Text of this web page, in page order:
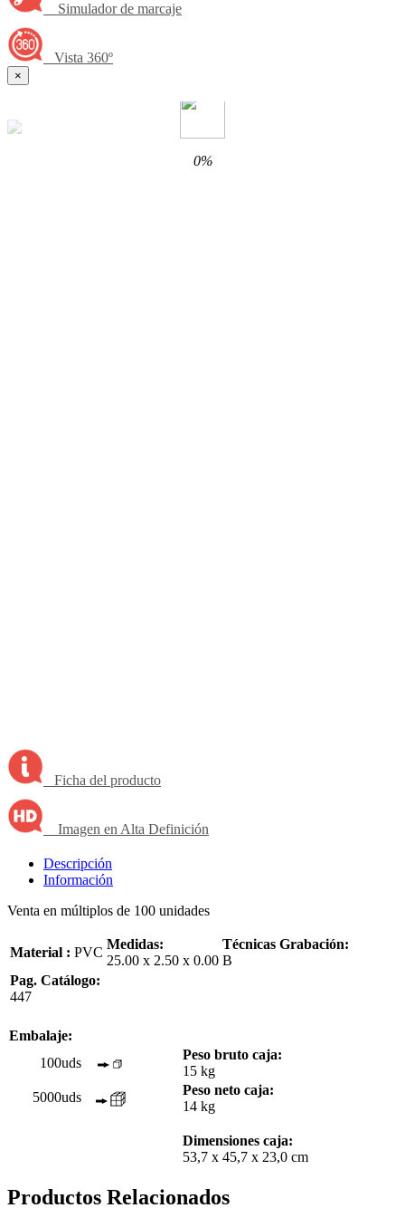
Simulador de marcaje
Vista 360º
×
Ficha del producto
Imagen en Alta Definición
Descripción
Información
Venta en múltiplos de 100 unidades
Material : PVC
Medidas:
25.00 x 2.50 x 0.00
Técnicas Grabación:
B
Pag. Catálogo:
447
Embalaje:
100uds
Peso bruto caja:
15 kg
5000uds
Peso neto caja:
14 kg
Dimensiones caja:
53,7 x 45,7 x 23,0 cm
Productos Relacionados